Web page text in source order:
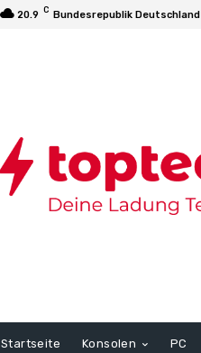
20.9 C Bundesrepublik Deutschland
Startseite Konsolen PC